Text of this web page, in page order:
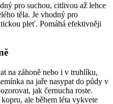
pro suchou, citlivou až lehce
těla. Je vhodný pro
pleť. Pomáhá efektivněji
na záhoně nebo i v truhlíku,
na jaře nasypat do půdy v
jak černucha roste.
ale během léta vykvete